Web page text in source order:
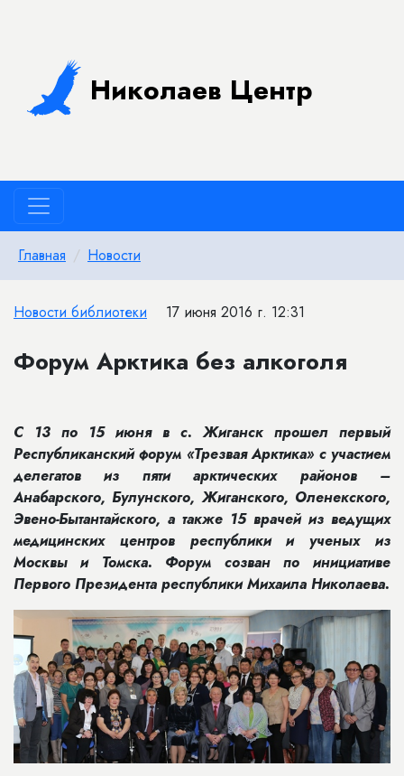
Николаев Центр
Главная Новости
Новости библиотеки 17 июня 2016 г. 12:31
Форум Арктика без алкоголя
С 13 по 15 июня в с. Жиганск прошел первый
Республиканский форум «Трезвая Арктика» с участием
делегатов из пяти арктических районов –
Анабарского, Булунского, Жиганского, Оленекского,
Эвено-Бытантайского, а также 15 врачей из ведущих
медицинских центров республики и ученых из
Москвы и Томска. Форум созван по инициативе
Первого Президента республики Михаила Николаева.